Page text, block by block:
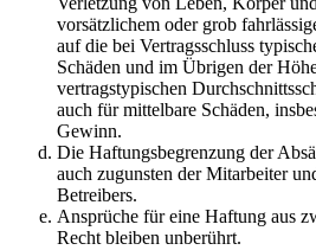
vorsätzlichem oder grob
auf die bei Vertragsschluss
Schäden und im Übrigen der
vertragstypischen
auch für mittelbare Schäden,
Gewinn.
Die Haftungsbegrenzung der
auch zugunsten der Mitarbeiter
Betreibers.
Ansprüche für eine Haftung aus
Recht bleiben unberührt.